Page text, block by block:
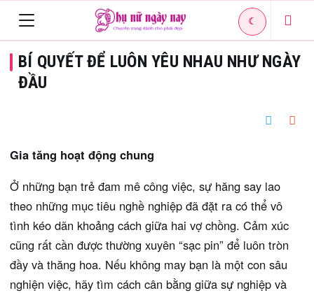
navigation
☾
BÍ QUYẾT ĐỂ LUÔN YÊU NHAU NHƯ NGÀY
ĐẦU
Gia tăng hoạt động chung
Ở những bạn trẻ đam mê công việc, sự hăng say lao
theo những mục tiêu nghề nghiệp đã đặt ra có thể vô
tình kéo dãn khoảng cách giữa hai vợ chồng. Cảm xúc
cũng rất cần được thường xuyên “sạc pin” để luôn tròn
đầy và thăng hoa. Nếu không may bạn là một con sâu
nghiện việc, hãy tìm cách cân bằng giữa sự nghiệp và